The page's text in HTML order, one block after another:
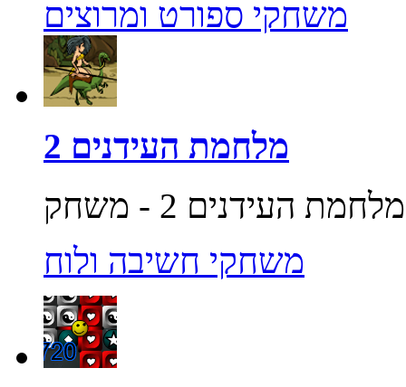
משחקי ספורט ומרוצים
מלחמת העידנים 2
משחקי חשיבה ולוח